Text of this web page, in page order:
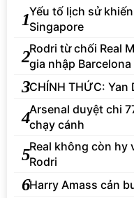
1Yếu tố lịch sử
Singapore
2Rodri từ chối Real
gia nhập Barcelona
3CHÍNH THỨC: Yan
4Arsenal duyệt chi
chạy cánh
5Real không còn hy
Rodri
6Harry Amass cản